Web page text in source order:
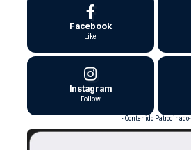
Facebook
Like
Instagram
Follow
- Contenido Patrocinado-